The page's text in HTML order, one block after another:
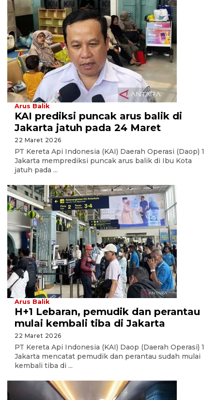
Arus Balik
KAI prediksi puncak arus balik di
Jakarta jatuh pada 24 Maret
22 Maret 2026
PT Kereta Api Indonesia (KAI) Daerah Operasi (Daop) 1
Jakarta memprediksi puncak arus balik di Ibu Kota
jatuh pada ...
Arus Balik
H+1 Lebaran, pemudik dan perantau
mulai kembali tiba di Jakarta
22 Maret 2026
PT Kereta Api Indonesia (KAI) Daop (Daerah Operasi) 1
Jakarta mencatat pemudik dan perantau sudah mulai
kembali tiba di ...